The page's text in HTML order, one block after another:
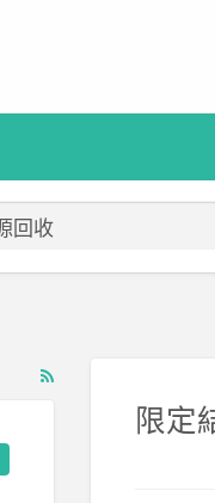
RSS
限定